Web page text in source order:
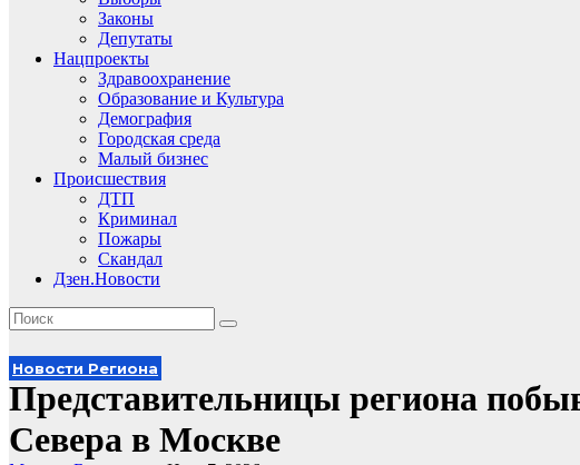
Законы
Депутаты
Нацпроекты
Здравоохранение
Образование и Культура
Демография
Городская среда
Малый бизнес
Происшествия
ДТП
Криминал
Пожары
Скандал
Дзен.Новости
Новости Региона
Представительницы региона
Севера в Москве